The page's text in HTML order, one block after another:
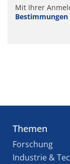
Mit Ihrer
Bestimmungen
Themen
Forschung
Industrie &